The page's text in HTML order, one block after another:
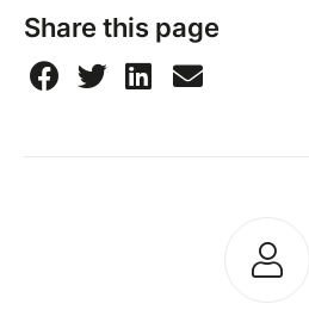
Share this page